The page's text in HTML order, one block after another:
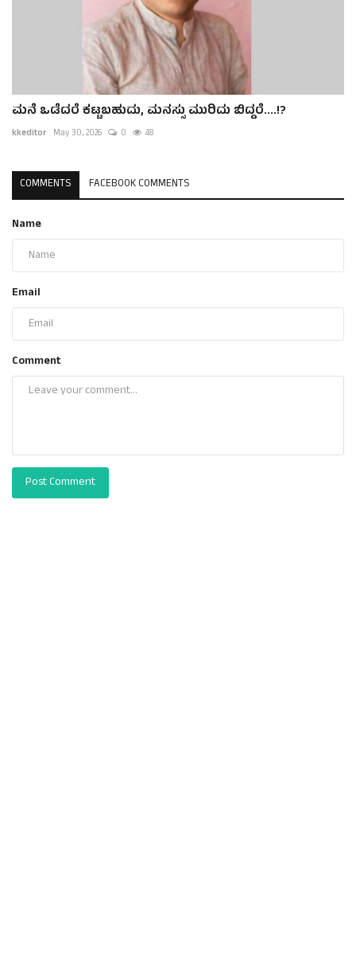
ಮನೆ ಒಡೆದರೆ ಕಟ್ಟಬಹುದು, ಮನಸ್ಸು ಮುರಿದು ಬಿದ್ದರೆ....!?
kkeditor May 30, 2026 0 48
COMMENTS FACEBOOK COMMENTS
Name
Email
Comment
Post Comment